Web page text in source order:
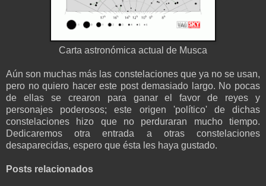
Carta astronómica actual de Musca
Aún son muchas más las constelaciones que ya no se usan,
pero no quiero hacer este post demasiado largo. No pocas
de ellas se crearon para ganar el favor de reyes y
personajes poderosos; este origen 'político' de dichas
constelaciones hizo que no perduraran mucho tiempo.
Dedicaremos otra entrada a otras constelaciones
desaparecidas, espero que ésta les haya gustado.
Posts relacionados